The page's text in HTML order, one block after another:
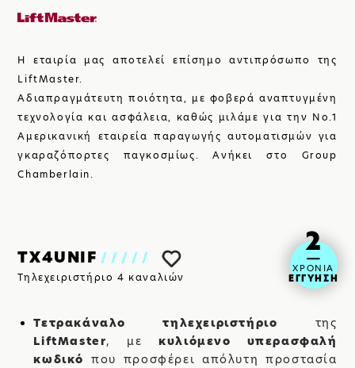
SHOP
Η εταιρία μας αποτελεί επίσημο αντιπρόσωπο της
LiftMaster.
Αδιαπραγμάτευτη ποιότητα, με φοβερά αναπτυγμένη
τεχνολογία και ασφάλεια, καθώς μιλάμε για την Νο.1
Αμερικανική εταιρεία παραγωγής αυτοματισμών για
γκαραζόπορτες παγκοσμίως. Ανήκει στο Group
Chamberlain.
TX4UNIF /////
Τηλεχειριστήριο 4 καναλιών
2
ΧΡΟΝΙΑ
ΕΓΓΥΗΣΗ
Τετρακάναλο τηλεχειριστήριο της
LiftMaster, μεκυλιόμενο υπερασφαλή
κωδικό που προσφέρει απόλυτη προστασία